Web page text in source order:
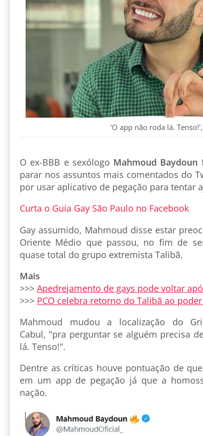
'O app não roda lá.
O ex-BBB e sexólogo Mahmoud Baydoun
parar nos assuntos mais comentados do
por usar aplicativo de pegação para tentar
Curta o Guia Gay São Paulo no Facebook
Gay assumido, Mahmoud disse estar
Oriente Médio que passou, no fim de
quase total do grupo extremista Talibã.
Mais
>>> Apedrejamento de gays pode voltar
>>> PCO celebra retorno do Talibã ao
Mahmoud mudou a localização do
Cabul, "pra perguntar se alguém precisa
lá. Tenso!".
Dentre as críticas houve pontuação de
em um app de pegação já que a
nação.